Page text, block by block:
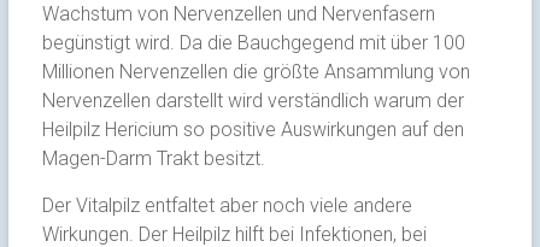
Wachstum von Nervenzellen und Nervenfasern
begünstigt wird. Da die Bauchgegend mit über 100
Millionen Nervenzellen die größte Ansammlung von
Nervenzellen darstellt wird verständlich warum der
Heilpilz Hericium so positive Auswirkungen auf den
Magen-Darm Trakt besitzt.
Der Vitalpilz entfaltet aber noch viele andere
Wirkungen. Der Heilpilz hilft bei Infektionen, bei